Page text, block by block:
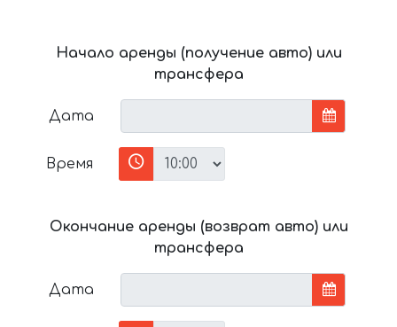
Начало аренды (получение авто) или
трансфера
Дата
Время
Окончание аренды (возврат авто) или
трансфера
Дата